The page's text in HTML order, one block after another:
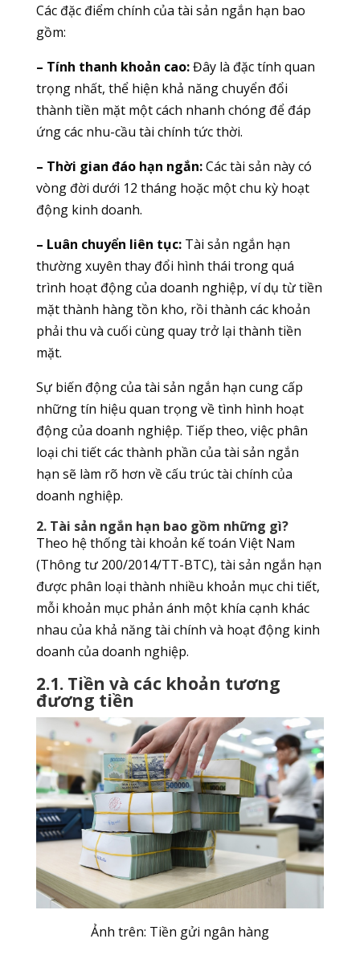
Các đặc điểm chính của tài sản ngắn hạn bao
gồm:
– Tính thanh khoản cao:Đây là đặc tính quan
trọng nhất, thể hiện khả năng chuyển đổi
thành tiền mặt một cách nhanh chóng để đáp
ứng các nhu-cầu tài chính tức thời.
– Thời gian đáo hạn ngắn:Các tài sản này có
vòng đời dưới 12 tháng hoặc một chu kỳ hoạt
động kinh doanh.
– Luân chuyển liên tục:Tài sản ngắn hạn
thường xuyên thay đổi hình thái trong quá
trình hoạt động của doanh nghiệp, ví dụ từ tiền
mặt thành hàng tồn kho, rồi thành các khoản
phải thu và cuối cùng quay trở lại thành tiền
mặt.
Sự biến động của tài sản ngắn hạn cung cấp
những tín hiệu quan trọng về tình hình hoạt
động của doanh nghiệp. Tiếp theo, việc phân
loại chi tiết các thành phần của tài sản ngắn
hạn sẽ làm rõ hơn về cấu trúc tài chính của
doanh nghiệp.
2. Tài sản ngắn hạn bao gồm những gì?
Theo hệ thống tài khoản kế toán Việt Nam
(Thông tư 200/2014/TT-BTC), tài sản ngắn hạn
được phân loại thành nhiều khoản mục chi tiết,
mỗi khoản mục phản ánh một khía cạnh khác
nhau của khả năng tài chính và hoạt động kinh
doanh của doanh nghiệp.
2.1. Tiền và các khoản tương
đương tiền
Ảnh trên: Tiền gửi ngân hàng